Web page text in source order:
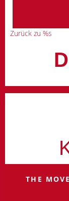
Zurück zu %s
THE